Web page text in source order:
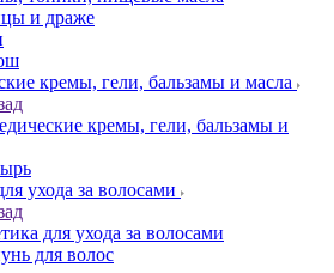
и драже
кремы, гели, бальзамы и масла
кремы, гели, бальзамы и
ухода за волосами
для ухода за волосами
для волос